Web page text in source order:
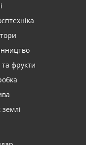
та фрукти